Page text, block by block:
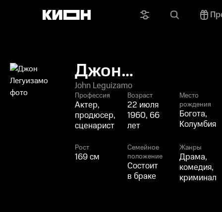
Джон
Легуизамо
John Leguizamo
Профессия
Актер,
продюсер,
сценарист
Возраст
22 июля
1960, 66
лет
Место
рождения
Богота,
Колумбия
Рост
169 см
Семейное
положение
Состоит
в браке
Жанры
Драма,
комедия,
криминал